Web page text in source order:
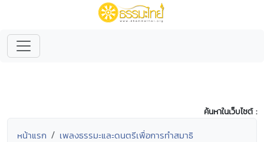
ค้นหาในเว็บไซต์ :
หน้าแรก เพลงธรรมะและดนตรีเพื่อการทำสมาธิ